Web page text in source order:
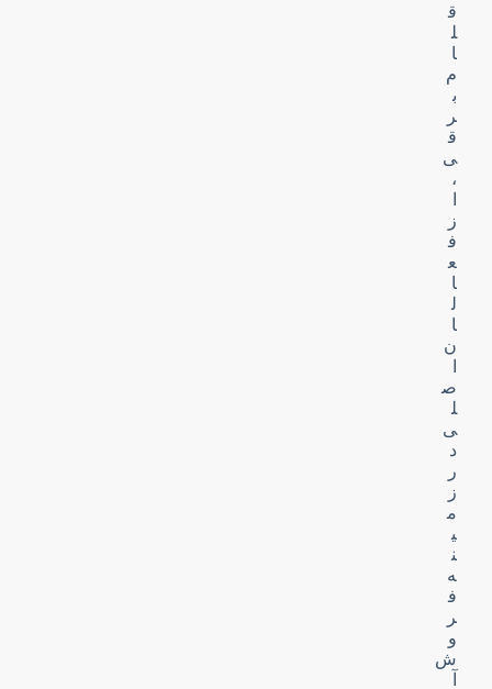
ق
ل
ا
م
ب
ر
ق
ی
،
ز
ف
ع
ا
ل
ا
ن
ص
ل
ی
د
ر
ز
م
ی
ن
ه
ف
ر
و
ش